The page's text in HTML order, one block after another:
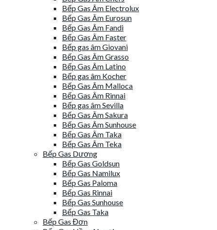
Bếp Gas Âm Electrolux
Bếp Gas Âm Eurosun
Bếp Gas Âm Fandi
Bếp Gas Âm Faster
Bếp gas âm Giovani
Bếp Gas Âm Grasso
Bếp Gas Âm Latino
Bếp gas âm Kocher
Bếp Gas Âm Malloca
Bếp Gas Âm Rinnai
Bếp gas âm Sevilla
Bếp Gas Âm Sakura
Bếp Gas Âm Sunhouse
Bếp Gas Âm Taka
Bếp Gas Âm Teka
Bếp Gas Dương
Bếp Gas Goldsun
Bếp Gas Namilux
Bếp Gas Paloma
Bếp Gas Rinnai
Bếp Gas Sunhouse
Bếp Gas Taka
Bếp Gas Đơn